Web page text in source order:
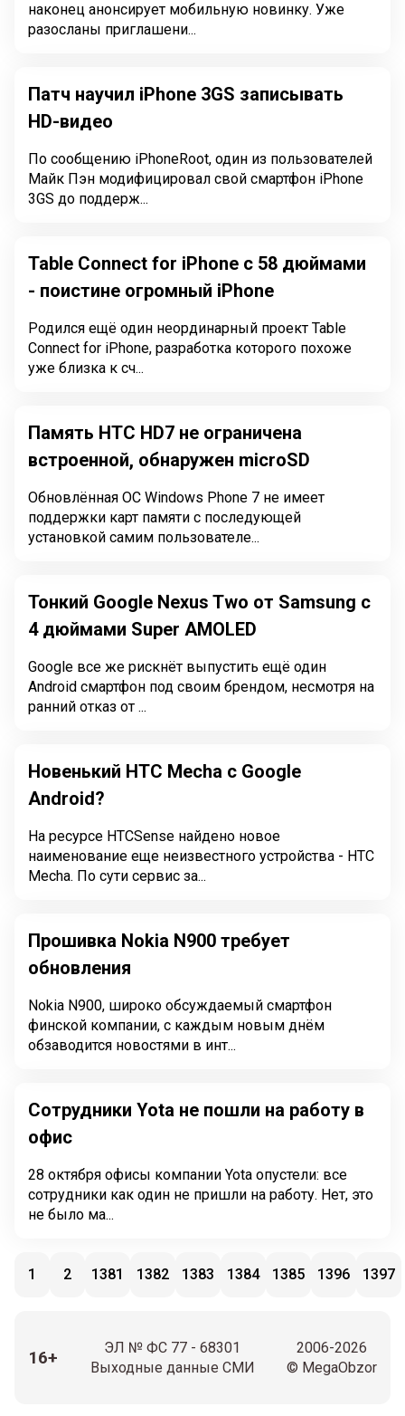
наконец анонсирует мобильную новинку. Уже
разосланы приглашени...
Патч научил iPhone 3GS записывать
HD-видео
По сообщению iPhoneRoot, один из пользователей
Майк Пэн модифицировал свой смартфон iPhone
3GS до поддерж...
Table Connect for iPhone с 58 дюймами
- поистине огромный iPhone
Родился ещё один неординарный проект Table
Connect for iPhone, разработка которого похоже
уже близка к сч...
Память HTC HD7 не ограничена
встроенной, обнаружен microSD
Обновлённая ОС Windows Phone 7 не имеет
поддержки карт памяти с последующей
установкой самим пользователе...
Тонкий Google Nexus Two от Samsung с
4 дюймами Super AMOLED
Google все же рискнёт выпустить ещё один
Android смартфон под своим брендом, несмотря на
ранний отказ от ...
Новенький HTC Mecha с Google
Android?
На ресурсе HTCSense найдено новое
наименование еще неизвестного устройства - HTC
Mecha. По сути сервис за...
Прошивка Nokia N900 требует
обновления
Nokia N900, широко обсуждаемый смартфон
финской компании, с каждым новым днём
обзаводится новостями в инт...
Сотрудники Yota не пошли на работу в
офис
28 октября офисы компании Yota опустели: все
сотрудники как один не пришли на работу. Нет, это
не было ма...
1 2 1381 1382 1383 1384 1385 1396 1397
16+
ЭЛ № ФС 77 - 68301
Выходные данные СМИ
2006-2026
© MegaObzor